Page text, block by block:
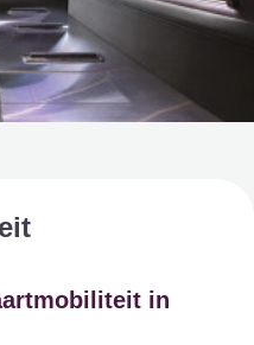
in